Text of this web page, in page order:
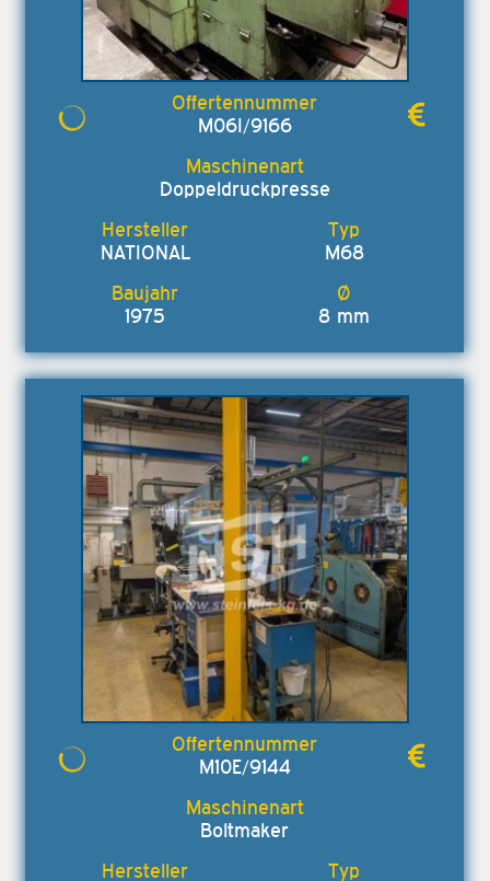
M06I/9166
Doppeldruckpresse
NATIONAL M68
1975 8 mm
M10E/9144
Boltmaker